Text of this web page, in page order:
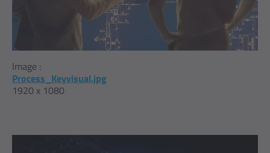
Image :
Process_Keyvisual.jpg
1920 x 1080